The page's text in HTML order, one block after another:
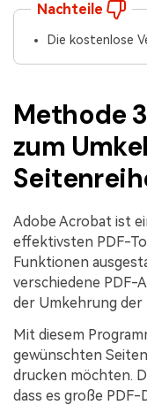
Nachteile
Die kostenlose
Methode
zum
Adobe Acrobat ist
effektivsten PDF-
Funktionen
verschiedene PDF-
der Umkehrung
Mit diesem
gewünschten
drucken möchten.
dass es große